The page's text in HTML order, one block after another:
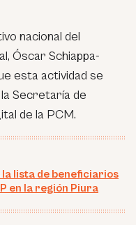
nacional del
Óscar Schiappa-
esta actividad se
Secretaría de
de la PCM.
la lista de beneficiarios
en la región Piura